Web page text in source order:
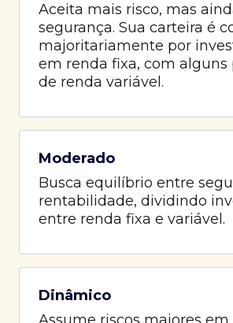
Aceita mais risco, mas
segurança. Sua carteira é
majoritariamente por
em renda fixa, com alguns
de renda variável.
Moderado
Busca equilíbrio entre
rentabilidade, dividindo
entre renda fixa e variável.
Dinâmico